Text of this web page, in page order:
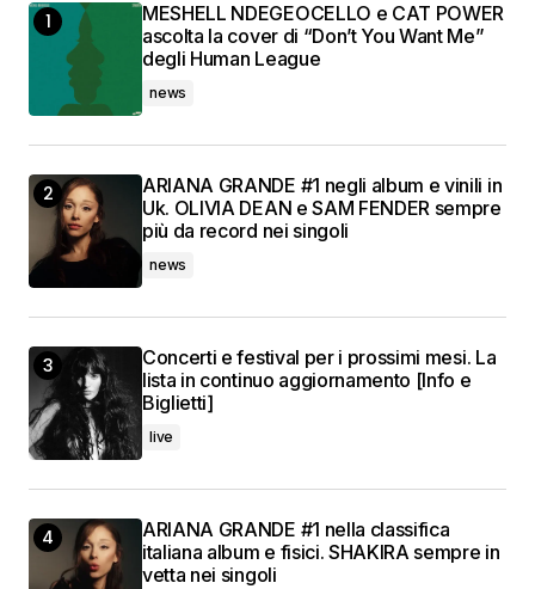
MESHELL NDEGEOCELLO e CAT POWER
ascolta la cover di “Don’t You Want Me”
degli Human League
news
ARIANA GRANDE #1 negli album e vinili in
Uk. OLIVIA DEAN e SAM FENDER sempre
più da record nei singoli
news
Concerti e festival per i prossimi mesi. La
lista in continuo aggiornamento [Info e
Biglietti]
live
ARIANA GRANDE #1 nella classifica
italiana album e fisici. SHAKIRA sempre in
vetta nei singoli